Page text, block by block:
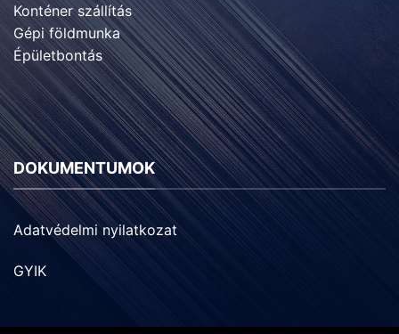
Konténer szállítás
Gépi földmunka
Épületbontás
DOKUMENTUMOK
Adatvédelmi nyilatkozat
GYIK